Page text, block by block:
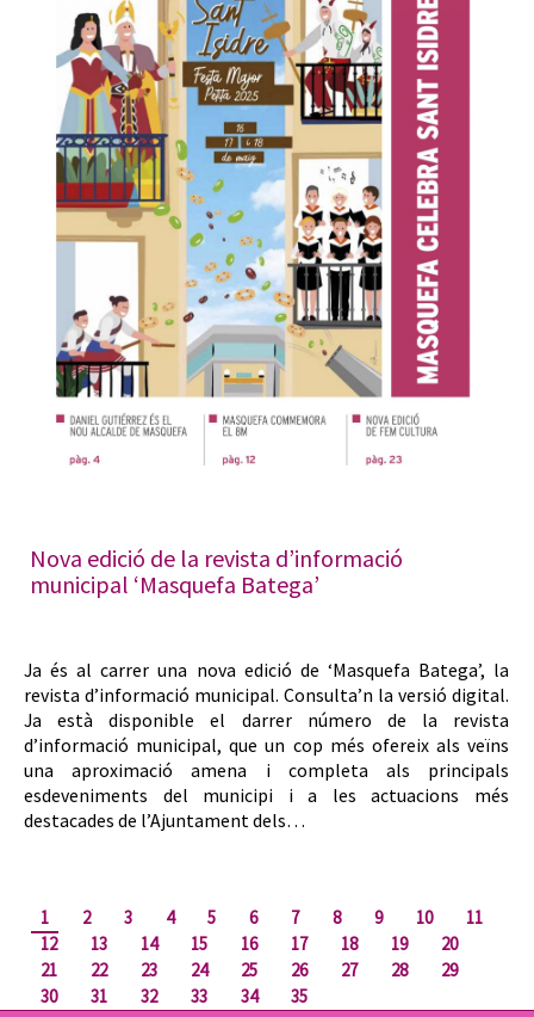
Nova edició de la revista d’informació
municipal ‘Masquefa Batega’
Ja és al carrer una nova edició de ‘Masquefa Batega’, la
revista d’informació municipal. Consulta’n la versió digital.
Ja està disponible el darrer número de la revista
d’informació municipal, que un cop més ofereix als veïns
una aproximació amena i completa als principals
esdeveniments del municipi i a les actuacions més
destacades de l’Ajuntament dels…
1 2 3 4 5 6 7 8 9 10
11
12
13 14 15 16 17 18 19
20
21
22 23 24 25 26 27 28
29
30
31 32 33 34 35